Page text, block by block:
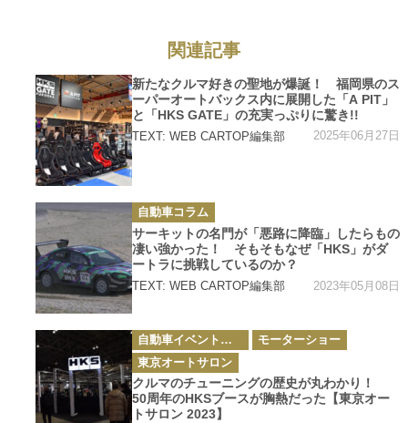
関連記事
カ
テ
ゴ
リ
ー
新たなクルマ好きの聖地が爆誕！ 福岡県のス
ーパーオートバックス内に展開した「A PIT」
と「HKS GATE」の充実っぷりに驚き!!
TEXT: WEB CARTOP編集部 2025年06月27日
カ
テ
ゴ
リ
ー
自動車コラム
サーキットの名門が「悪路に降臨」したらもの
凄い強かった！ そもそもなぜ「HKS」がダ
ートラに挑戦しているのか？
TEXT: WEB CARTOP編集部 2023年05月08日
カ
テ
ゴ
リ
ー
自動車イベント・カーイベント
モーターショー
東京オートサロン
クルマのチューニングの歴史が丸わかり！
50周年のHKSブースが胸熱だった【東京オー
トサロン 2023】